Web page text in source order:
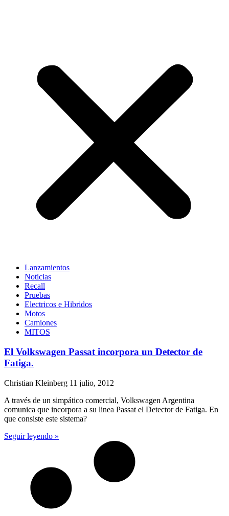
Lanzamientos
Noticias
Recall
Pruebas
Electricos e Hibridos
Motos
Camiones
MITOS
El Volkswagen Passat incorpora un Detector de
Fatiga.
Christian Kleinberg 11 julio, 2012
A través de un simpático comercial, Volkswagen Argentina
comunica que incorpora a su linea Passat el Detector de Fatiga. En
que consiste este sistema?
Seguir leyendo »